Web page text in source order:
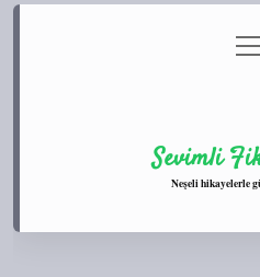
Gizlilik aç
Sevimli
Neşeli hikayelerle